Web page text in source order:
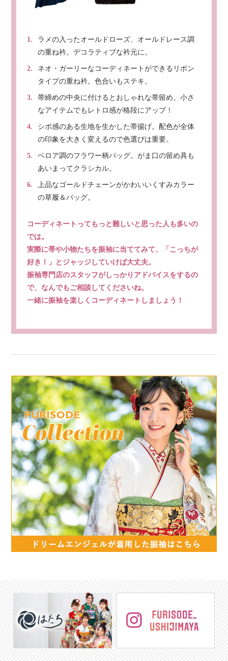
ラメの入ったオールドローズ、オールドレース調
の重ね衿。デコラティブな衿元に。
ネオ・ガーリーなコーディネートができるリボン
タイプの重ね衿。色合いもステキ。
帯締めの中央に付けるとおしゃれな帯留め。小さ
なアイテムでもレトロ感が格段にアップ！
シボ感のある生地を生かした帯揚げ。配色が全体
の印象を大きく変えるので色選びは重要。
ベロア調のフラワー柄バッグ。がま口の留め具も
あいまってクラシカル。
上品なゴールドチェーンがかわいいくすみカラー
の草履＆バッグ。
コーディネートってもっと難しいと思った人も多いの
では。
実際に帯や小物たちを振袖に当ててみて、「こっちが
好き！」とジャッジしていけば大丈夫。
振袖専門店のスタッフがしっかりアドバイスをするの
で、なんでもご相談してくださいね。
一緒に振袖を楽しくコーディネートしましょう！